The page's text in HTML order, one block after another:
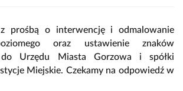
prośbą o interwencję i odmalowanie
oraz ustawienie znaków
do Urzędu Miasta Gorzowa i spółki
Miejskie. Czekamy na odpowiedź w